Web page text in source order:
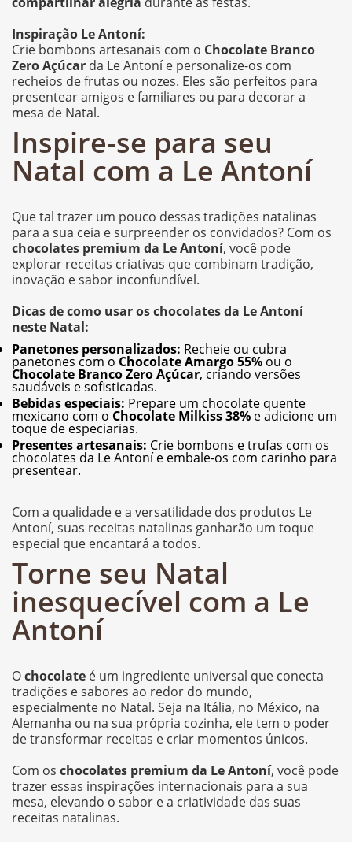
Inspiração Le Antoní:
Crie bombons artesanais com o Chocolate Branco
Zero Açúcar da Le Antoní e personalize-os com
recheios de frutas ou nozes. Eles são perfeitos para
presentear amigos e familiares ou para decorar a
mesa de Natal.
Inspire-se para seu
Natal com a Le Antoní
Que tal trazer um pouco dessas tradições natalinas
para a sua ceia e surpreender os convidados? Com os
chocolates premium da Le Antoní, você pode
explorar receitas criativas que combinam tradição,
inovação e sabor inconfundível.
Dicas de como usar os chocolates da Le Antoní
neste Natal:
Panetones personalizados: Recheie ou cubra
panetones com o Chocolate Amargo 55% ou o
Chocolate Branco Zero Açúcar, criando versões
saudáveis e sofisticadas.
Bebidas especiais: Prepare um chocolate quente
mexicano com o Chocolate Milkiss 38% e adicione um
toque de especiarias.
Presentes artesanais: Crie bombons e trufas com os
chocolates da Le Antoní e embale-os com carinho para
presentear.
Com a qualidade e a versatilidade dos produtos Le
Antoní, suas receitas natalinas ganharão um toque
especial que encantará a todos.
Torne seu Natal
inesquecível com a Le
Antoní
Ochocolate é um ingrediente universal que conecta
tradições e sabores ao redor do mundo,
especialmente no Natal. Seja na Itália, no México, na
Alemanha ou na sua própria cozinha, ele tem o poder
de transformar receitas e criar momentos únicos.
Com os chocolates premium da Le Antoní, você pode
trazer essas inspirações internacionais para a sua
mesa, elevando o sabor e a criatividade das suas
receitas natalinas.